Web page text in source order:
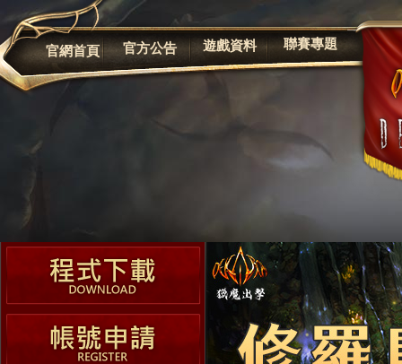
官網首頁 官方公告 遊戲資料 聯賽專題